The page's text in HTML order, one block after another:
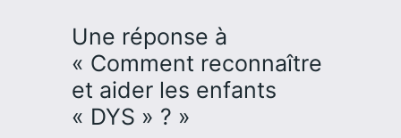
Une réponse à
« Comment reconnaître
et aider les enfants
« DYS » ? »